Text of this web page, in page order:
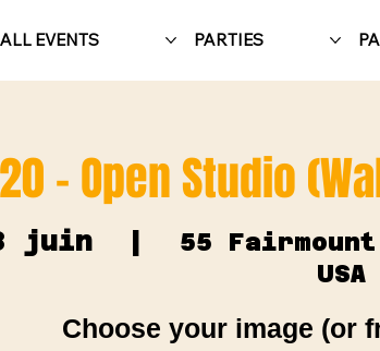
ALL EVENTS PARTIES
- Open Studio
juin
  |
55
USA
Choose your image (or